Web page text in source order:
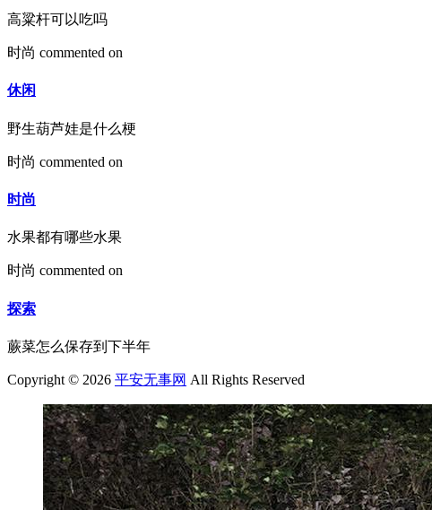
高粱杆可以吃吗
时尚 commented on
休闲
野生葫芦娃是什么梗
时尚 commented on
时尚
水果都有哪些水果
时尚 commented on
探索
蕨菜怎么保存到下半年
Copyright © 2026 平安无事网 All Rights Reserved